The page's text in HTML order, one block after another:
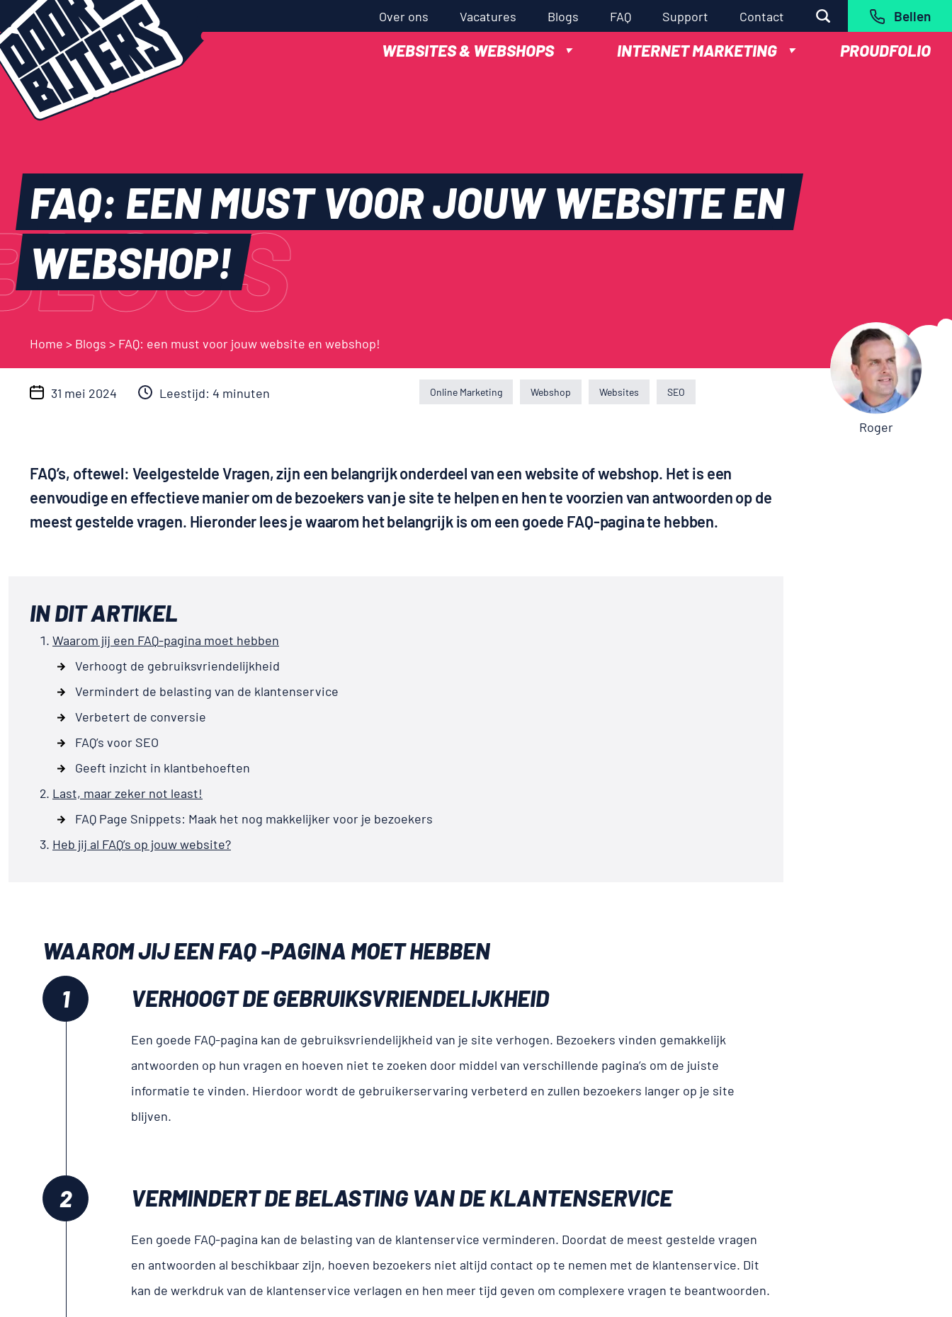
Over ons Vacatures Blogs FAQ Support Contact Bellen
WEBSITES & WEBSHOPS INTERNET MARKETING PROUDFOLIO
FAQ: EENMUST VOORJOUW WEBSITEEN
WEBSHOP!
Home > Blogs > FAQ: een must voor jouw website en webshop!
31 mei 2024 Leestijd: 4 minuten Online Marketing Webshop Websites SEO
Roger
FAQ’s, oftewel: Veelgestelde Vragen, zijn een belangrijk onderdeel van een website of webshop. Het is een
eenvoudige en effectieve manier om de bezoekers van je site te helpen en hen te voorzien van antwoorden op de
meest gestelde vragen. Hieronder lees je waarom het belangrijk is om een goede FAQ-pagina te hebben.
IN DIT ARTIKEL
Waarom jij een FAQ-pagina moet hebben
Verhoogt de gebruiksvriendelijkheid
Vermindert de belasting van de klantenservice
Verbetert de conversie
FAQ’s voor SEO
Geeft inzicht in klantbehoeften
Last, maar zeker not least!
FAQ Page Snippets: Maak het nog makkelijker voor je bezoekers
Heb jij al FAQ’s op jouw website?
WAAROM JIJ EEN FAQ -PAGINA MOET HEBBEN
VERHOOGT DE GEBRUIKS­VRIENDELIJKHEID
Een goede FAQ-pagina kan de gebruiksvriendelijkheid van je site verhogen. Bezoekers vinden gemakkelijk
antwoorden op hun vragen en hoeven niet te zoeken door middel van verschillende pagina’s om de juiste
informatie te vinden. Hierdoor wordt de gebruikerservaring verbeterd en zullen bezoekers langer op je site
blijven.
VERMINDERT DE BELASTING VAN DE KLANTENSERVICE
Een goede FAQ-pagina kan de belasting van de klantenservice verminderen. Doordat de meest gestelde vragen
en antwoorden al beschikbaar zijn, hoeven bezoekers niet altijd contact op te nemen met de klantenservice. Dit
kan de werkdruk van de klantenservice verlagen en hen meer tijd geven om complexere vragen te beantwoorden.